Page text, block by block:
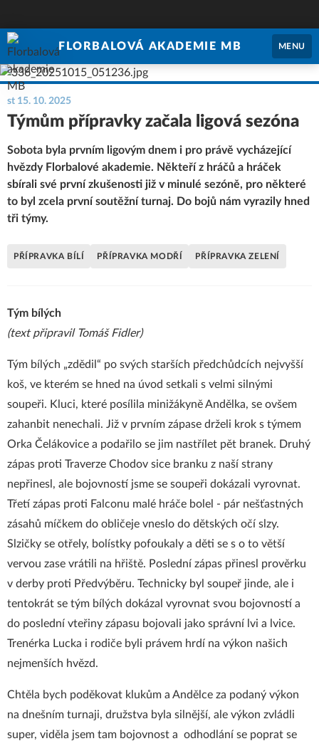
FLORBALOVÁ AKADEMIE MB MENU
st 15. 10. 2025
Týmům přípravky začala ligová sezóna
Sobota byla prvním ligovým dnem i pro právě vycházející
hvězdy Florbalové akademie. Někteří z hráčů a hráček
sbírali své první zkušenosti již v minulé sezóně, pro některé
to byl zcela první soutěžní turnaj. Do bojů nám vyrazily hned
tři týmy.
PŘÍPRAVKA BÍLÍ PŘÍPRAVKA MODŘÍ PŘÍPRAVKA ZELENÍ
Tým bílých
(text připravil Tomáš Fidler)
Tým bílých „zdědil“ po svých starších předchůdcích nejvyšší
koš, ve kterém se hned na úvod setkali s velmi silnými
soupeři. Kluci, které posílila minižákyně Andělka, se ovšem
zahanbit nenechali. Již v prvním zápase drželi krok s týmem
Orka Čelákovice a podařilo se jim nastřílet pět branek. Druhý
zápas proti Traverze Chodov sice branku z naší strany
nepřinesl, ale bojovností jsme se soupeři dokázali vyrovnat.
Třetí zápas proti Falconu malé hráče bolel - pár nešťastných
zásahů míčkem do obličeje vneslo do dětských očí slzy.
Slzičky se otřely, bolístky pofoukaly a děti se s o to větší
vervou zase vrátili na hřiště. Poslední zápas přinesl prověrku
v derby proti Předvýběru. Technicky byl soupeř jinde, ale i
tentokrát se tým bílých dokázal vyrovnat svou bojovností a
do poslední vteřiny zápasu bojovali jako správní lvi a lvice.
Trenérka Lucka i rodiče byli právem hrdí na výkon našich
nejmenších hvězd.
Chtěla bych poděkovat klukům a Andělce za podaný výkon
na dnešním turnaji, družstva byla silnější, ale výkon zvládli
super, viděla jsem tam bojovnost a odhodlání se poprat se